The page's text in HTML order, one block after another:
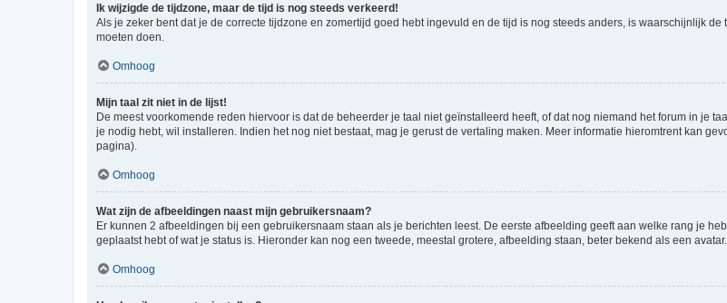
Ik wijzigde de tijdzone, maar de tijd is nog steeds verkeerd!
Als je zeker bent dat je de correcte tijdzone en zomertijd goed hebt ingevuld en de tijd is nog steeds anders, is waarschijnlijk
moeten doen.
Omhoog
Mijn taal zit niet in de lijst!
De meest voorkomende reden hiervoor is dat de beheerder je taal niet geïnstalleerd heeft, of dat nog niemand het forum in je
je nodig hebt, wil installeren. Indien het nog niet bestaat, mag je gerust de vertaling maken. Meer informatie hieromtrent kan
pagina).
Omhoog
Wat zijn de afbeeldingen naast mijn gebruikersnaam?
Er kunnen 2 afbeeldingen bij een gebruikersnaam staan als je berichten leest. De eerste afbeelding geeft aan welke rang je
geplaatst hebt of wat je status is. Hieronder kan nog een tweede, meestal grotere, afbeelding staan, beter bekend als een
Omhoog